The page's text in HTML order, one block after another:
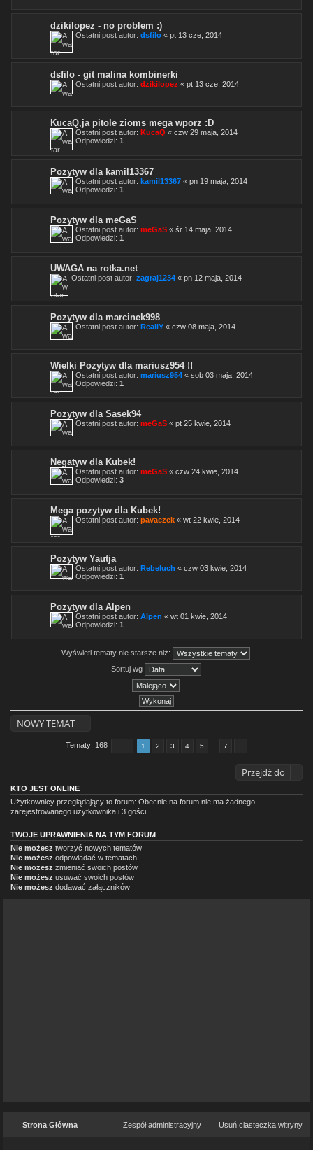
dzikilopez - no problem :)
Ostatni post autor: dsfilo « pt 13 cze, 2014
dsfilo - git malina kombinerki
Ostatni post autor: dzikilopez « pt 13 cze, 2014
KucaQ,ja pitole zioms mega wporz :D
Ostatni post autor: KucaQ « czw 29 maja, 2014
Odpowiedzi: 1
Pozytyw dla kamil13367
Ostatni post autor: kamil13367 « pn 19 maja, 2014
Odpowiedzi: 1
Pozytyw dla meGaS
Ostatni post autor: meGaS « śr 14 maja, 2014
Odpowiedzi: 1
UWAGA na rotka.net
Ostatni post autor: zagraj1234 « pn 12 maja, 2014
Pozytyw dla marcinek998
Ostatni post autor: ReallY « czw 08 maja, 2014
Wielki Pozytyw dla mariusz954 !!
Ostatni post autor: mariusz954 « sob 03 maja, 2014
Odpowiedzi: 1
Pozytyw dla Sasek94
Ostatni post autor: meGaS « pt 25 kwie, 2014
Negatyw dla Kubek!
Ostatni post autor: meGaS « czw 24 kwie, 2014
Odpowiedzi: 3
Mega pozytyw dla Kubek!
Ostatni post autor: pavaczek « wt 22 kwie, 2014
Pozytyw Yautja
Ostatni post autor: Rebeluch « czw 03 kwie, 2014
Odpowiedzi: 1
Pozytyw dla Alpen
Ostatni post autor: Alpen « wt 01 kwie, 2014
Odpowiedzi: 1
Wyświetl tematy nie starsze niż:
Sortuj wg
NOWY TEMAT
Tematy: 168 1 2 3 4 5 7
Przejdź do
KTO JEST ONLINE
Użytkownicy przeglądający to forum: Obecnie na forum nie ma żadnego
zarejestrowanego użytkownika i 3 gości
TWOJE UPRAWNIENIA NA TYM FORUM
Nie możesz tworzyć nowych tematów
Nie możesz odpowiadać w tematach
Nie możesz zmieniać swoich postów
Nie możesz usuwać swoich postów
Nie możesz dodawać załączników
Strona Główna Usuń ciasteczka witryny
Zespół administracyjny